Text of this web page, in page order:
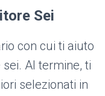
Sei
con cui ti aiuto
Al termine, ti
selezionati in